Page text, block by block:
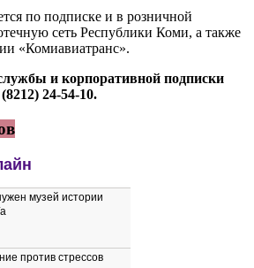
по подписке и в розничной
сеть Республики Коми, а также
«Комиавиатранс».
и корпоративной подписки
24-54-10.